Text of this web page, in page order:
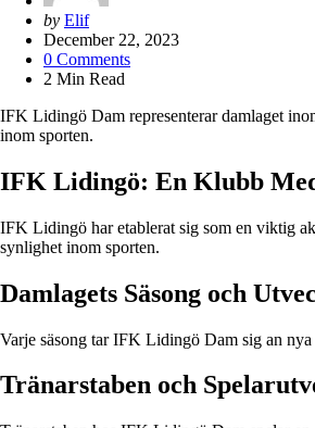
Posted
by
by Elif
December 22, 2023
0 Comments
2 Min Read
IFK Lidingö Dam representerar damlaget
inom sporten.
IFK Lidingö: En Klubb
IFK Lidingö har etablerat sig som en viktig
synlighet inom sporten.
Damlagets Säsong och
Varje säsong tar IFK Lidingö Dam sig an nya
Tränarstaben och